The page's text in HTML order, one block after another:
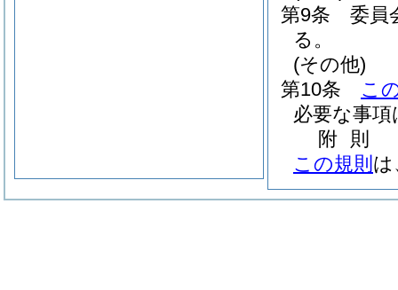
第9条
委員
る。
(その他)
第10条
こ
必要な事
附 則
この規則 は